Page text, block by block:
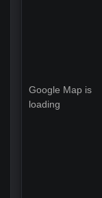
Google Map is
loading